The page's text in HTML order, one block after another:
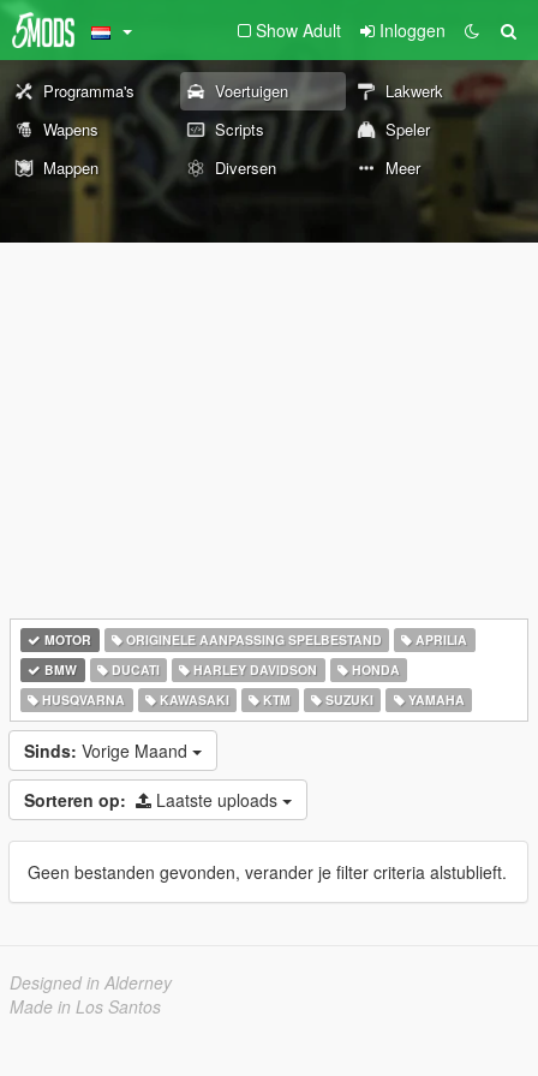
Show Adult Inloggen
Programma's Voertuigen
Lakwerk
Wapens
Scripts
Speler
Mappen
Diversen Meer
MOTOR ORIGINELE AANPASSING SPELBESTAND
APRILIA
BMW
DUCATI HARLEY DAVIDSON
HONDA
HUSQVARNA
KAWASAKI KTM SUZUKI YAMAHA
Sinds: Vorige Maand
Sorteren op: Laatste uploads
Geen bestanden gevonden, verander je filter criteria alstublieft.
Designed in Alderney
Made in Los Santos